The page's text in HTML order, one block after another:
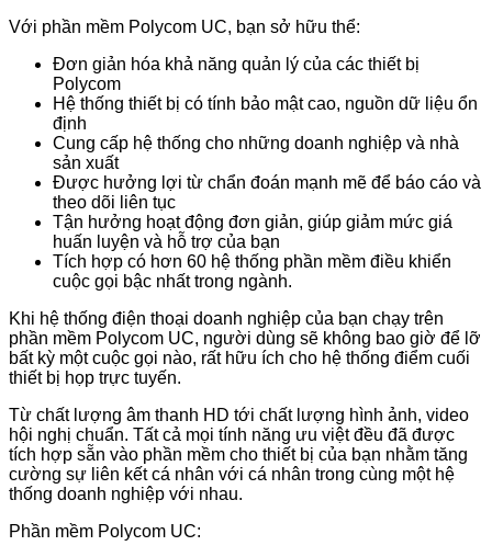
Với phần mềm Polycom UC, bạn sở hữu thể:
Đơn giản hóa khả năng quản lý của các thiết bị
Polycom
Hệ thống thiết bị có tính bảo mật cao, nguồn dữ liệu ổn
định
Cung cấp hệ thống cho những doanh nghiệp và nhà
sản xuất
Được hưởng lợi từ chẩn đoán mạnh mẽ để báo cáo và
theo dõi liên tục
Tận hưởng hoạt động đơn giản, giúp giảm mức giá
huấn luyện và hỗ trợ của bạn
Tích hợp có hơn 60 hệ thống phần mềm điều khiển
cuộc gọi bậc nhấttrong ngành.
Khi hệ thống điện thoại doanh nghiệp của bạn chạy trên
phần mềm Polycom UC, người dùng sẽ không bao giờ để lỡ
bất kỳ một cuộc gọi nào, rất hữu ích cho hệ thống điểm cuối
thiết bị họp trực tuyến.
Từ chất lượng âm thanh HD tới chất lượng hình ảnh, video
hội nghị chuẩn. Tất cả mọi tính năng ưu việt đều đã được
tích hợp sẵn vào phần mềm cho thiết bị của bạn nhằm tăng
cường sự liên kết cá nhân với cá nhân trong cùng một hệ
thống doanh nghiệp với nhau.
Phần mềm Polycom UC: